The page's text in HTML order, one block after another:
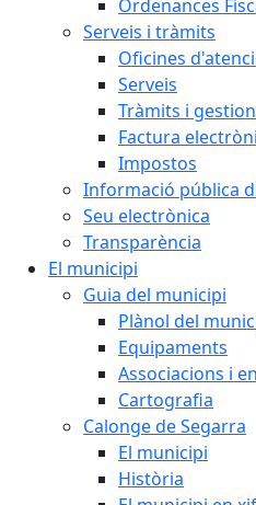
Ordenances
Serveis i tràmits
Oficines
Serveis
Tràmits i
Factura
Impostos
Informació pública
Seu electrònica
Transparència
El municipi
Guia del municipi
Plànol del
Equipaments
Associacions i
Cartografia
Calonge de Segarra
El municipi
Història